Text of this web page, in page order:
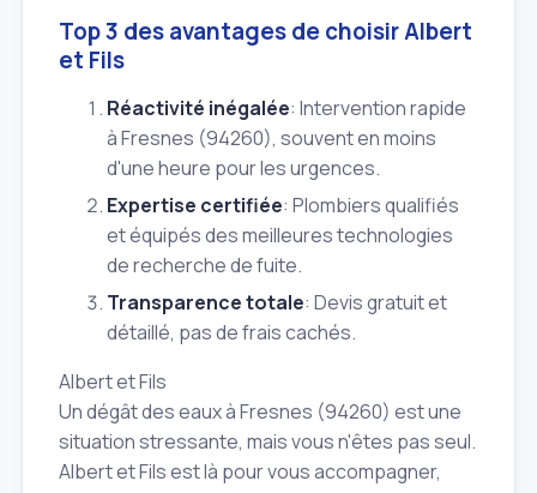
Top 3 des avantages de choisir Albert
et Fils
Réactivité inégalée: Intervention rapide
à Fresnes (94260), souvent en moins
d'une heure pour les urgences.
Expertise certifiée: Plombiers qualifiés
et équipés des meilleures technologies
de recherche de fuite.
Transparence totale: Devis gratuit et
détaillé, pas de frais cachés.
Albert et Fils
Un dégât des eaux à Fresnes (94260) est une
situation stressante, mais vous n'êtes pas seul.
Albert et Fils est là pour vous accompagner,